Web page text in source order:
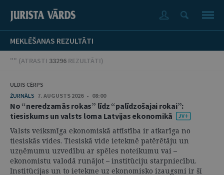
MEKLĒŠANAS REZULTĀTI
"" (ATRASTI 33296 REZULTĀTI)
ULDIS CĒRPS
ŽURNĀLS 7. AUGUSTS 2026 • 08:00
No “neredzamās rokas” līdz “palīdzošajai rokai”:
tiesiskums un valsts loma Latvijas ekonomikā
Valsts veiksmīga ekonomiskā attīstība ir atkarīga no
tiesiskās vides. Tiesiskā vide ietekmē patērētāju un
uzņēmumu uzvedību ar spēles noteikumu vai –
ekonomistu valodā runājot – institūciju starpniecību.
Institūcijas un to ietekme uz ekonomisko izaugsmi ir šī